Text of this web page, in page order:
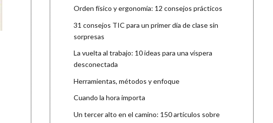
Orden físico y ergonomía: 12 consejos prácticos
31 consejos TIC para un primer día de clase sin
sorpresas
La vuelta al trabajo: 10 ideas para una víspera
desconectada
Herramientas, métodos y enfoque
Cuando la hora importa
Un tercer alto en el camino: 150 artículos sobre